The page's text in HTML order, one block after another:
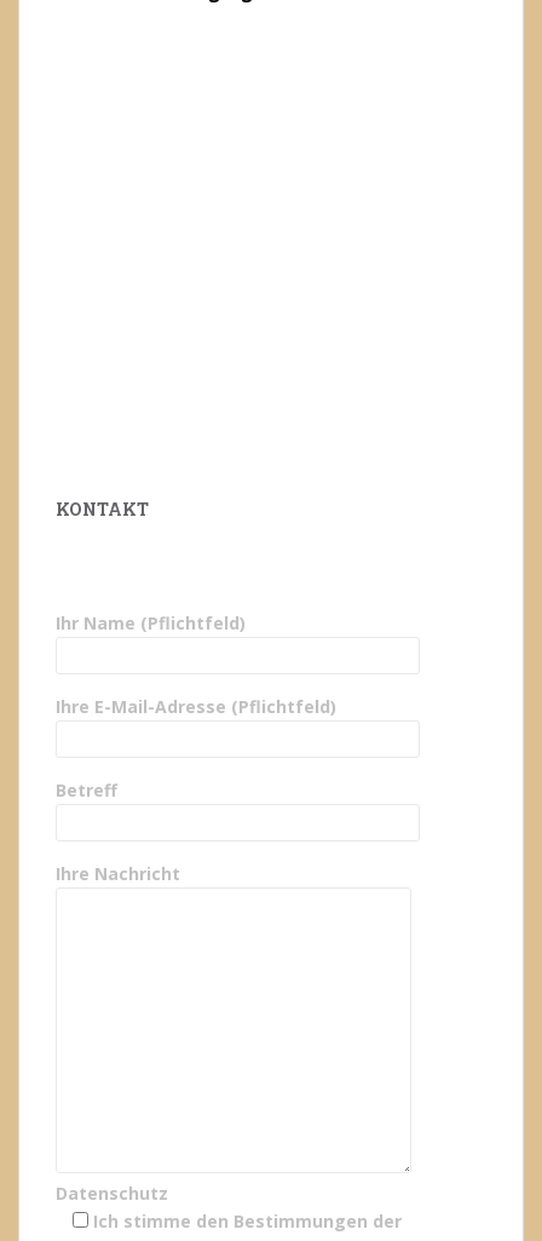
KONTAKT
Ihr Name (Pflichtfeld)
Ihre E-Mail-Adresse (Pflichtfeld)
Betreff
Ihre Nachricht
Datenschutz
Ich stimme den Bestimmungen der